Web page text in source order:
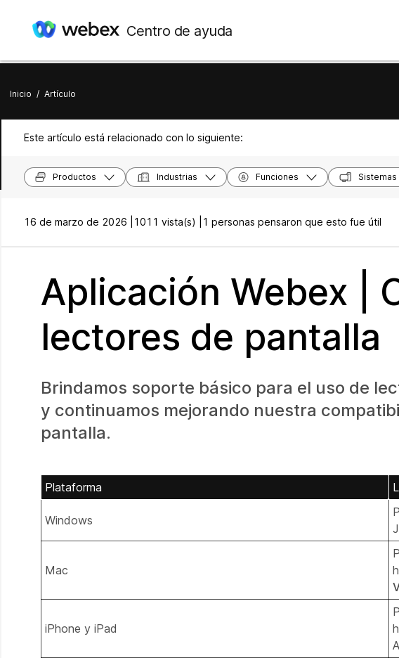
Centro de ayuda
Inicio / Artículo
Este artículo está relacionado con lo siguiente:
Productos Industrias Funciones
16 de marzo de 2026 | 1011 vista(s) | 1 personas pensaron que esto fue útil
Aplicación Webex |
lectores de pantalla
Brindamos soporte básico para el uso de
y continuamos mejorando nuestra
pantalla.
Plataforma
Windows
Mac
iPhone y iPad